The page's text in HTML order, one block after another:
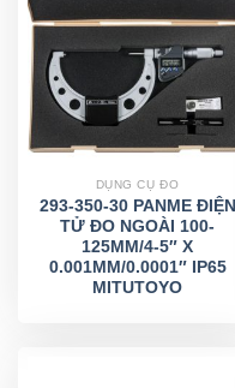
DỤNG CỤ ĐO
293-350-30 PANME ĐIỆN
TỬ ĐO NGOÀI 100-
125MM/4-5″ X
0.001MM/0.0001″ IP65
MITUTOYO